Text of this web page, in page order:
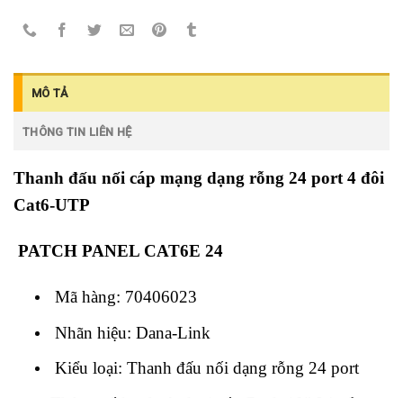
MÔ TẢ
THÔNG TIN LIÊN HỆ
Thanh đấu nối cáp mạng dạng rỗng 24 port 4 đôi
Cat6-UTP
PATCH PANEL CAT6E 24
Mã hàng: 70406023
Nhãn hiệu: Dana-Link
Kiểu loại: Thanh đấu nối dạng rỗng 24 port